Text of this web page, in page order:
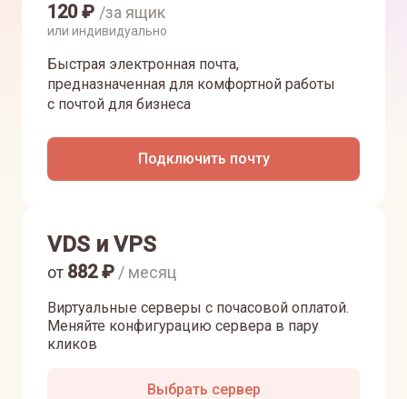
120₽ /за ящик
или индивидуально
Быстрая электронная почта,
предназначенная для комфортной работы
с почтой для бизнеса
Подключить почту
VDS и VPS
Виртуальные серверы с почасовой оплатой.
Меняйте конфигурацию сервера в пару
кликов
от 882₽ / месяц
Выбрать сервер